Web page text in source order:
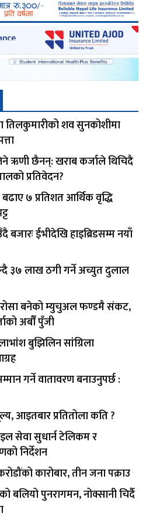
तिलकुमारीको शव सुनकोशीमा
ऋणी छैनन्: खराब कर्जाले थिचिदै
प्रतिवेदन?
७ प्रतिशत आर्थिक वृद्धि
बजारः ईभीदेखि हाइब्रिडसम्म नयाँ
३७ लाख ठगी गर्ने अच्युत दुलाल
बनेको म्युचुअल फण्डमै संकट,
अर्बौं पुँजी
बुझिलिन सांग्रिला
गर्ने वातावरण बनाउनुपर्छ :
आइतबार प्रतितोला कति ?
सेवा सुधार्न टेलिकम र
निर्देशन
कारोबार, तीन जना पक्राउ
बलियो पुनरागमन, नोक्सानी चिर्दै